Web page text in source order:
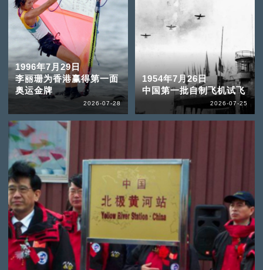
1996年7月29日
李丽珊为香港赢得第一面
奥运金牌
2026-07-28
1954年7月26日
中国第一批自制飞机试飞
2026-07-25